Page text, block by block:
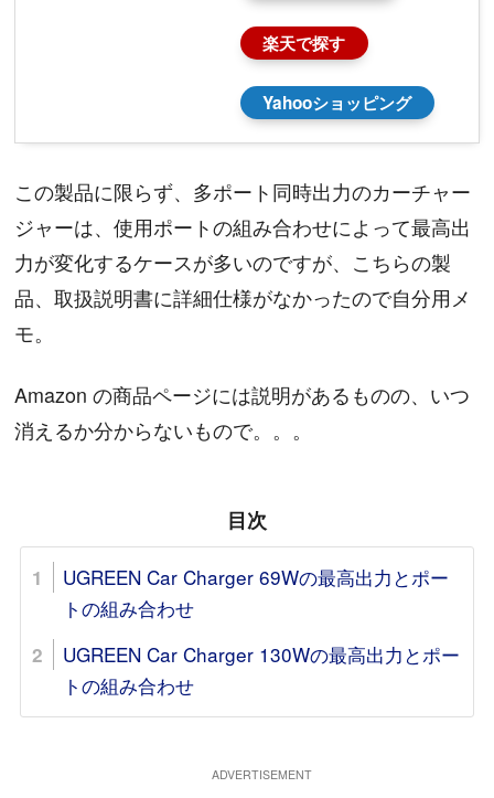
楽天で探す
Yahooショッピング
この製品に限らず、多ポート同時出力のカーチャー
ジャーは、使用ポートの組み合わせによって最高出
力が変化するケースが多いのですが、こちらの製
品、取扱説明書に詳細仕様がなかったので自分用メ
モ。
Amazon の商品ページには説明があるものの、いつ
消えるか分からないもので。。。
目次
UGREEN Car Charger 69Wの最高出力とポー
トの組み合わせ
UGREEN Car Charger 130Wの最高出力とポー
トの組み合わせ